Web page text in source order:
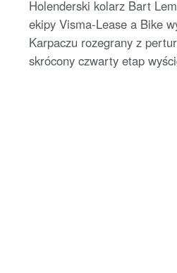
Holenderski kolarz Bart
ekipy Visma-Lease a Bike
Karpaczu rozegrany z
skrócony czwarty etap